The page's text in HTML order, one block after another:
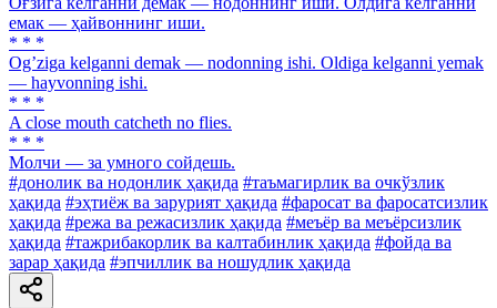
емак — ҳайвоннинг иши.
* * *
Ogʼziga kelganni demak — nodonning ishi. Oldiga kelganni yemak
— hayvonning ishi.
* * *
A close mouth catcheth no flies.
* * *
Молчи — за умного сойдешь.
#донолик ва нодонлик ҳақида #таъмагирлик ва очкўзлик
ҳақида #эҳтиёж ва зарурият ҳақида #фаросат ва фаросатсизлик
ҳақида #режа ва режасизлик ҳақида #меъёр ва меъёрсизлик
ҳақида #тажрибакорлик ва калтабинлик ҳақида #фойда ва
зарар ҳақида #эпчиллик ва ношудлик ҳақида